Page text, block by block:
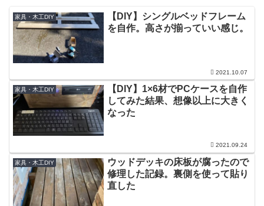
家具・木工DIY
【DIY】シングルベッドフレーム
を自作。高さが揃っていい感じ。
2021.10.07
家具・木工DIY
【DIY】1×6材でPCケースを自作
してみた結果、想像以上に大きく
なった
2021.09.24
家具・木工DIY
ウッドデッキの床板が腐ったので
修理した記録。裏側を使って貼り
直した